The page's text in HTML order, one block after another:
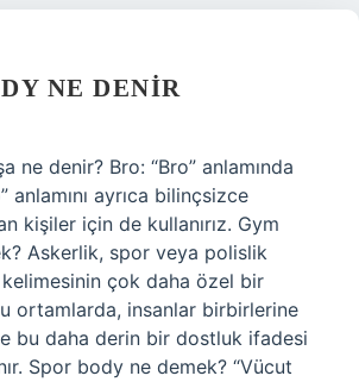
NE DENIR
ne denir? Bro: “Bro” anlamında
anlamını ayrıca bilinçsizce
kişiler için de kullanırız. Gym
Askerlik, spor veya polislik
kelimesinin çok daha özel bir
ortamlarda, insanlar birbirlerine
bu daha derin bir dostluk ifadesi
Spor body ne demek? “Vücut